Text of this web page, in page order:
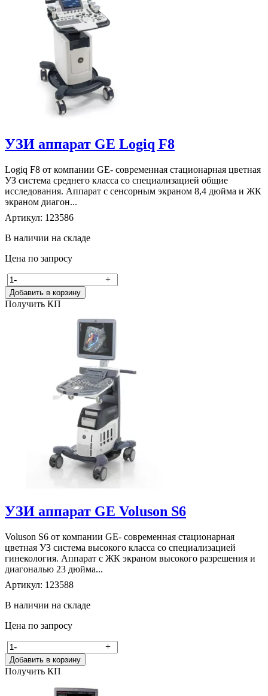
УЗИ аппарат GE Logiq F8
Logiq F8 от компании GE- современная стационарная цветная
УЗ система среднего класса со специализацией общие
исследования. Аппарат с сенсорным экраном 8,4 дюйма и ЖК
экраном диагон...
Артикул: 123586
В наличии на складе
Цена по запросу
- +
Добавить в корзину
Получить КП
УЗИ аппарат GE Voluson S6
Voluson S6 от компании GE- современная стационарная
цветная УЗ система высокого класса со специализацией
гинекология. Аппарат с ЖК экраном высокого разрешения и
диагональю 23 дюйма...
Артикул: 123588
В наличии на складе
Цена по запросу
- +
Добавить в корзину
Получить КП